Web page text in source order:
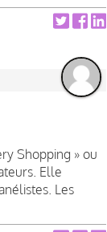
Shopping » ou
Elle
Les